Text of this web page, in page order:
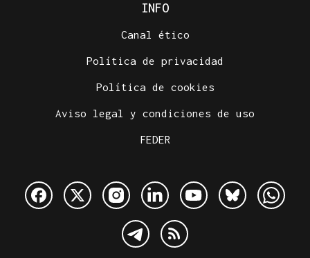
INFO
Canal ético
Política de privacidad
Política de cookies
Aviso legal y condiciones de uso
FEDER